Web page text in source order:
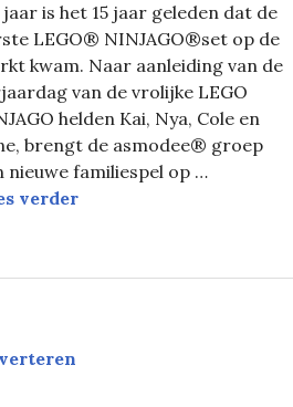
is het 15 jaar geleden dat de
LEGO® NINJAGO®set op de
kwam. Naar aanleiding van de
van de vrolijke LEGO
helden Kai, Nya, Cole en
brengt de asmodee® groep
nieuwe familiespel op …
verderLEGO® NINJAGO® –